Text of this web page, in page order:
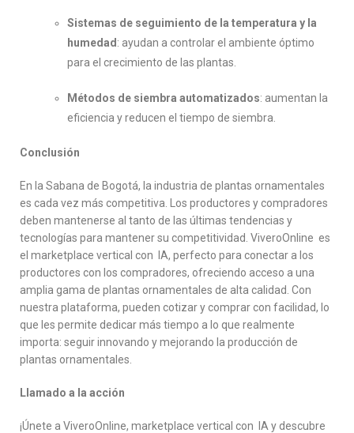
Sistemas de seguimiento de la temperatura y la
humedad : ayudan a controlar el ambiente óptimo
para el crecimiento de las plantas.
Métodos de siembra automatizados: aumentan la
eficiencia y reducen el tiempo de siembra.
Conclusión
En la Sabana de Bogotá, la industria de plantas ornamentales
es cada vez más competitiva. Los productores y compradores
deben mantenerse al tanto de las últimas tendencias y
tecnologías para mantener su competitividad. ViveroOnline es
el marketplace vertical con IA, perfecto para conectar a los
productores con los compradores, ofreciendo acceso a una
amplia gama de plantas ornamentales de alta calidad. Con
nuestra plataforma, pueden cotizar y comprar con facilidad, lo
que les permite dedicar más tiempo a lo que realmente
importa: seguir innovando y mejorando la producción de
plantas ornamentales.
Llamado a la acción
¡Únete a ViveroOnline, marketplace vertical con IA y descubre